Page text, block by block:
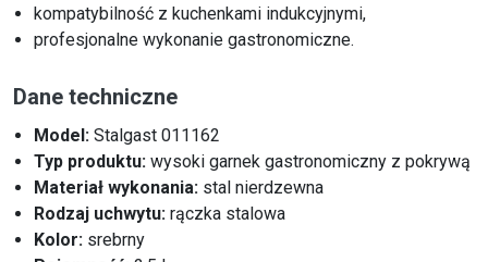
kompatybilność z kuchenkami indukcyjnymi,
profesjonalne wykonanie gastronomiczne.
Dane techniczne
Model: Stalgast 011162
Typ produktu: wysoki garnek gastronomiczny z pokrywą
Materiał wykonania: stal nierdzewna
Rodzaj uchwytu: rączka stalowa
Kolor: srebrny